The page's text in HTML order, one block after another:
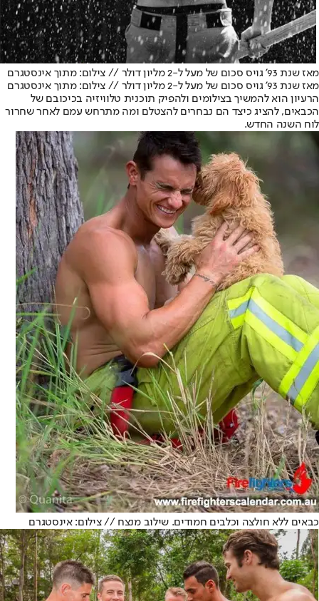
מאז שנת 93' גויס סכום של מעל ל-2 מליון דולר // צילום: מתוך אינסטגרם
מאז שנת 93' גויס סכום של מעל ל-2 מליון דולר // צילום: מתוך אינסטגרם
הרעיון הוא להמשיך בצילומים ולהפיק תוכנית טלוויזיה בכיכובם של
הכבאים, להציג כיצד הם נבחרים להצטלם ומה מתרחש עמם לאחר שחרור
לוח השנה החדש.
כבאים ללא חולצה וכלבים חמודים. שילוב מנצח // צילום: אינסטגרם